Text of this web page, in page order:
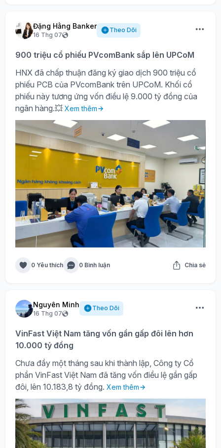
Đặng Hằng Banker
16 Thg 07
Theo Dõi
900 triệu cổ phiếu PVcomBank sắp lên UPCoM
HNX đã chấp thuận đăng ký giao dịch 900 triệu cổ
phiếu PCB của PVcomBank trên UPCoM. Khối cổ
phiếu này tương ứng vốn điều lệ 9.000 tỷ đồng của
ngân hàng.💥 Xem thêm
0 Yêu thích 0 Bình luận Chia sẻ
Nguyên Minh
16 Thg 07
Theo Dõi
VinFast Việt Nam tăng vốn gần gấp đôi lên hơn
10.000 tỷ đồng
Chưa đầy một tháng sau khi thành lập, Công ty Cổ
phần VinFast Việt Nam đã tăng vốn điều lệ gần gấp
đôi, lên 10.183,8 tỷ đồng. Xem thêm